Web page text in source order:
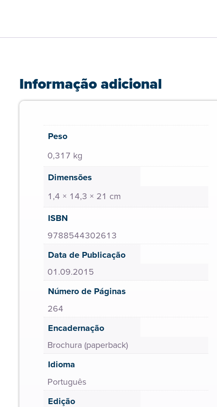
Informação adicional
Peso
0,317 kg
Dimensões
1,4 × 14,3 × 21 cm
ISBN
9788544302613
Data de Publicação
01.09.2015
Número de Páginas
264
Encadernação
Brochura (paperback)
Idioma
Português
Edição